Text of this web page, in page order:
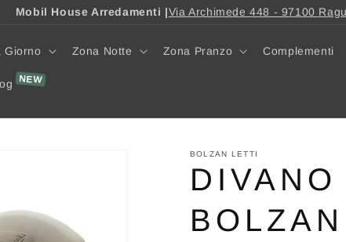
Mobil House Arredamenti |Via Archimede 448 - 97100
Giorno Zona Notte Zona Pranzo Complementi
BOLZAN LETTI